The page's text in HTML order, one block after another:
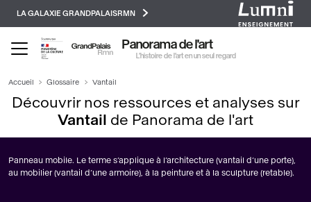
principal
LA GALAXIE GRANDPALAISRMN
Panorama de l'art
L’histoire de l’art en un seul regard
Accueil Glossaire Vantail
Découvrir nos ressources et analyses sur
Vantail de Panorama de l'art
Panneau mobile. Le terme s’applique à l’architecture (vantail d’une porte),
au mobilier (vantail d’une armoire), à la peinture et à la sculpture (retable).